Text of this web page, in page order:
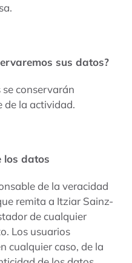
sus datos?
conservarán
de la actividad.
los datos
de la veracidad
remita a Itziar Sainz-
de cualquier
Los usuarios
cualquier caso, de la